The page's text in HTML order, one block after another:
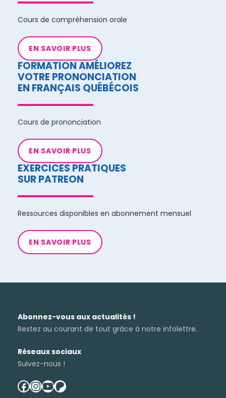
Cours de compréhension orale
EN SAVOIR PLUS
FORMATION AMÉLIOREZ
VOTRE PRONONCIATION
EN FRANÇAIS QUÉBÉCOIS
Cours de prononciation
EN SAVOIR PLUS
EXERCICES PRATIQUES
SUR PATREON
Ressources disponibles en abonnement mensuel
EN SAVOIR PLUS
Abonnez-vous aux actualités !
Restez au courant de tout grâce à notre infolettre.
Réseaux sociaux
Suivez-nous !
facebook
instagram
youtube
patreon